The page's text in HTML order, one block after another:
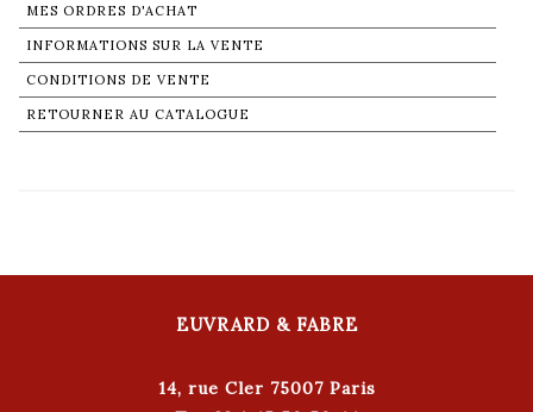
MES ORDRES D'ACHAT
INFORMATIONS SUR LA VENTE
CONDITIONS DE VENTE
RETOURNER AU CATALOGUE
EUVRARD & FABRE
14, rue Cler 75007 Paris